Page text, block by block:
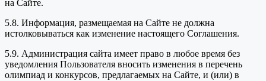
на Сайте.
5.8. Информация, размещаемая на Сайте не должна
истолковываться как изменение настоящего Соглашения.
5.9. Администрация сайта имеет право в любое время без
уведомления Пользователя вносить изменения в перечень
олимпиад и конкурсов, предлагаемых на Сайте, и (или) в